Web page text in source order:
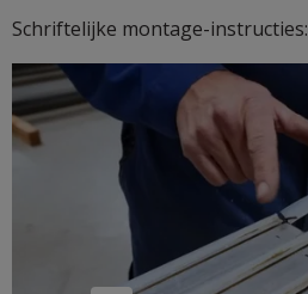
Schriftelijke montage-instructies: